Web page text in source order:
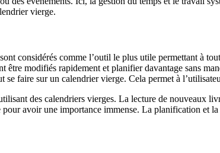
vierge.
considérés comme l’outil le plus utile permettant à
modifiés rapidement et planifier davantage sans
faire sur un calendrier vierge. Cela permet à
des calendriers vierges. La lecture de nouveaux
avoir une importance immense. La planification et